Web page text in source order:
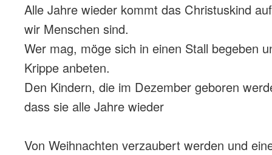
Alle Jahre wieder kommt das Christuskind
wir Menschen sind.
Wer mag, möge sich in einen Stall begeben
Krippe anbeten.
Den Kindern, die im Dezember geboren
dass sie alle Jahre wieder
Von Weihnachten verzaubert werden und